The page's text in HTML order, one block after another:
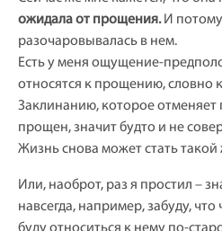
ожидала от прощения. И
разочаровывалась в нем.
Есть у меня ощущение-
относятся к прощению, словно
Заклинанию, которое
прощен, значит будто и не
Жизнь снова может стать такой
Или, наоброт, раз я простил –
навсегда, например, забуду,